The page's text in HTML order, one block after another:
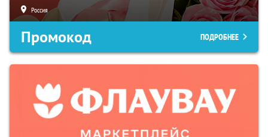
Россия
Промокод ПОДРОБНЕЕ